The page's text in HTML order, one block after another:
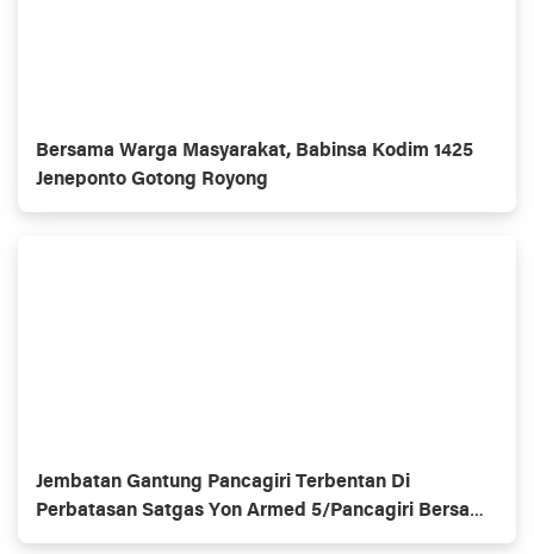
Bersama Warga Masyarakat, Babinsa Kodim 1425
Jeneponto Gotong Royong
Jembatan Gantung Pancagiri Terbentan Di
Perbatasan Satgas Yon Armed 5/Pancagiri Bersama
Vertikal Rescue Dan PT MA/BDRMS